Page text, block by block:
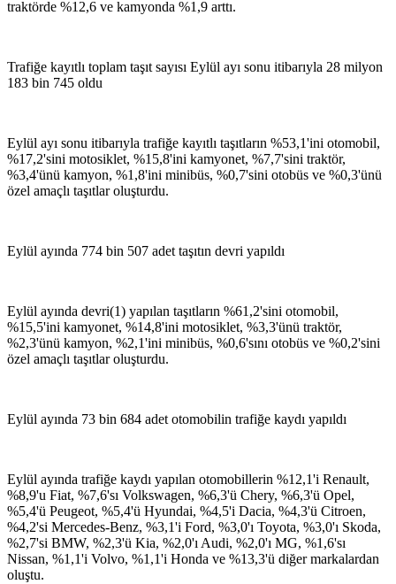
traktörde %12,6 ve kamyonda %1,9 arttı.
Trafiğe kayıtlı toplam taşıt sayısı Eylül ayı sonu itibarıyla 28 milyon
183 bin 745 oldu
Eylül ayı sonu itibarıyla trafiğe kayıtlı taşıtların %53,1'ini otomobil,
%17,2'sini motosiklet, %15,8'ini kamyonet, %7,7'sini traktör,
%3,4'ünü kamyon, %1,8'ini minibüs, %0,7'sini otobüs ve %0,3'ünü
özel amaçlı taşıtlar oluşturdu.
Eylül ayında 774 bin 507 adet taşıtın devri yapıldı
Eylül ayında devri(1) yapılan taşıtların %61,2'sini otomobil,
%15,5'ini kamyonet, %14,8'ini motosiklet, %3,3'ünü traktör,
%2,3'ünü kamyon, %2,1'ini minibüs, %0,6'sını otobüs ve %0,2'sini
özel amaçlı taşıtlar oluşturdu.
Eylül ayında 73 bin 684 adet otomobilin trafiğe kaydı yapıldı
Eylül ayında trafiğe kaydı yapılan otomobillerin %12,1'i Renault,
%8,9'u Fiat, %7,6'sı Volkswagen, %6,3'ü Chery, %6,3'ü Opel,
%5,4'ü Peugeot, %5,4'ü Hyundai, %4,5'i Dacia, %4,3'ü Citroen,
%4,2'si Mercedes-Benz, %3,1'i Ford, %3,0'ı Toyota, %3,0'ı Skoda,
%2,7'si BMW, %2,3'ü Kia, %2,0'ı Audi, %2,0'ı MG, %1,6'sı
Nissan, %1,1'i Volvo, %1,1'i Honda ve %13,3'ü diğer markalardan
oluştu.